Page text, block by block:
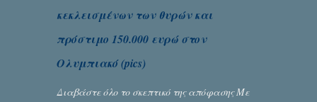
κεκλεισμένων των θυρών και
πρόστιμο 150.000 ευρώ στον
Ολυμπιακό (pics)
Διαβάστε όλο το σκεπτικό της απόφασης Με